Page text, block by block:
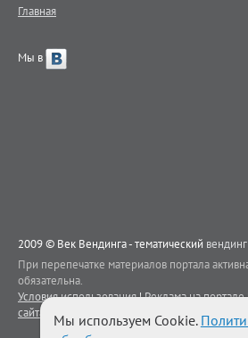
Главная
Мы в
2009 © Век Вендинга - тематический вендинг
При перепечатке материалов портала
обязательна.
Условия использования|Реклама на портале
сайта
Контакты
Мы используем Cookie.